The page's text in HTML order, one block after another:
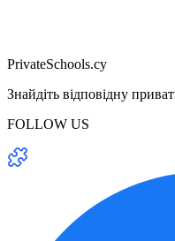
PrivateSchools.cy
Знайдіть відповідну
FOLLOW US